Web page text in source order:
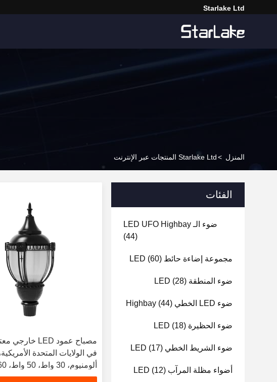
Starlake Ltd
المنزل >Starlake Ltd المنتجات عبر الإنترنت
الفئات
ضوء الـ LED UFO Highbay
(44)
مجموعة إضاءة حائط LED (60)
ضوء المنطقة LED (28)
ضوء LED الخطي Highbay (44)
ضوء الحظيرة LED (18)
ضوء الشريط الخطي LED (17)
أضواء مظلة المرآب LED (12)